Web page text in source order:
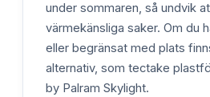
under sommaren, så undvik
värmekänsliga saker. Om du
eller begränsat med plats
alternativ, som tectake
by Palram Skylight.